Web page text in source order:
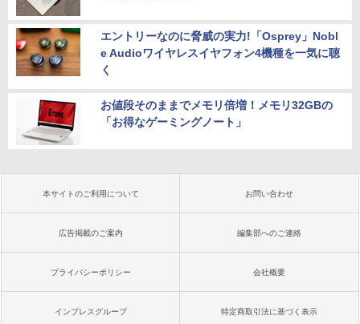
エントリーなのに脅威の実力!「Osprey」Nobl
e Audioワイヤレスイヤフォン4機種を一気に聴
く
お値段そのままでメモリ倍増！メモリ32GBの
「お得なゲーミングノート」
本サイトのご利用について お問い合わせ
広告掲載のご案内 編集部へのご連絡
プライバシーポリシー 会社概要
インプレスグループ 特定商取引法に基づく表示